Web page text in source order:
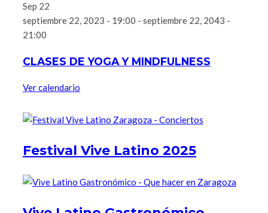
Sep 22
septiembre 22, 2023 - 19:00 - septiembre 22, 2043 -
21:00
CLASES DE YOGA Y MINDFULNESS
Ver calendario
Festival Vive Latino 2025